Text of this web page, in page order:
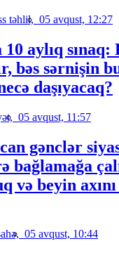
təhlil, 05 avqust, 12:27
aylıq sınaq:
bəs sərnişin
daşıyacaq?
05 avqust, 11:57
gənclər
bağlamağa
və beyin
05 avqust, 10:44